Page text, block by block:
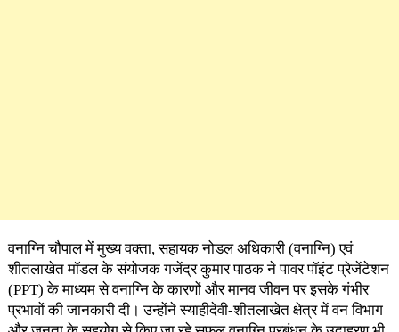
वनाग्नि चौपाल में मुख्य वक्ता, सहायक नोडल अधिकारी (वनाग्नि) एवं
शीतलाखेत मॉडल के संयोजक गजेंद्र कुमार पाठक ने पावर पॉइंट प्रेजेंटेशन
(PPT) के माध्यम से वनाग्नि के कारणों और मानव जीवन पर इसके गंभीर
प्रभावों की जानकारी दी। उन्होंने स्याहीदेवी-शीतलाखेत क्षेत्र में वन विभाग